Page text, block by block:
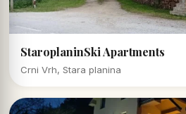
StaroplaninSki Apartments
Crni Vrh, Stara planina